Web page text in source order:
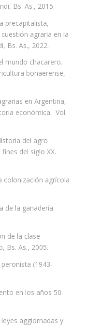
Bs. As., 2015.
precapitalista,
agraria en la
Bs. As., 2022.
mundo chacarero.
bonaerense,
en Argentina,
económica. Vol.
del agro
del siglo XX.
colonización agrícola
de la ganadería
de la clase
Bs. As., 2005.
(1943-
en los años 50.
aggiornadas y